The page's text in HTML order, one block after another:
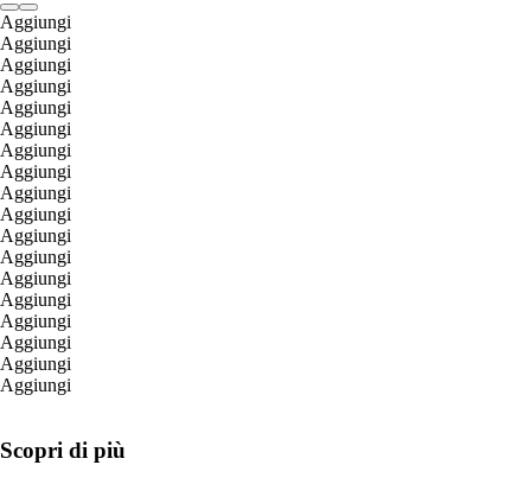
Aggiungi
Aggiungi
Aggiungi
Aggiungi
Aggiungi
Aggiungi
Aggiungi
Aggiungi
Aggiungi
Aggiungi
Aggiungi
Aggiungi
Aggiungi
Aggiungi
Aggiungi
Aggiungi
Aggiungi
Aggiungi
Scopri di più